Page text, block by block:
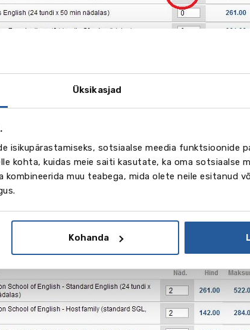
Üksikasjad
isikupärastamiseks, sotsiaalse meedia funktsioonide
kohta, kuidas meie saiti kasutate, ka oma sotsiaalse
kombineerida muu teabega, mida olete neile esitanud
Kohanda
summa“ nupule võib näha programmi
Vajutage nupule „Vormista tellimus“,
ning täitke tellija ja õpilased ankeedid.